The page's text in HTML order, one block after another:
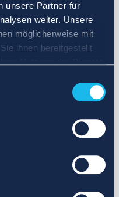
unsere Partner für
weiter. Unsere
möglicherweise mit
ihnen bereitgestellt